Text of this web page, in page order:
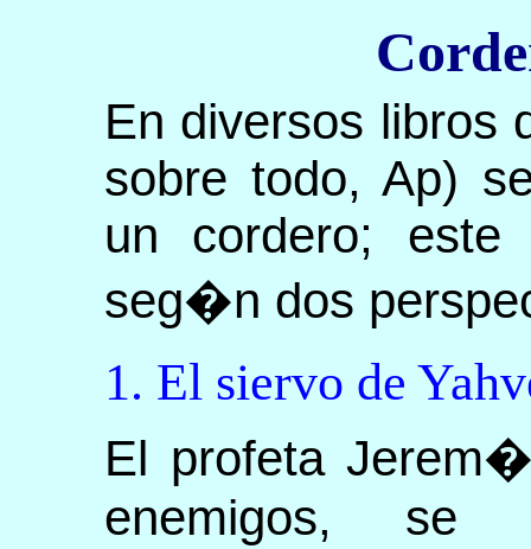
En diversos libros
sobre todo, Ap)
un cordero; este
seg�n dos
1. El siervo de
El profeta
enemigos, se